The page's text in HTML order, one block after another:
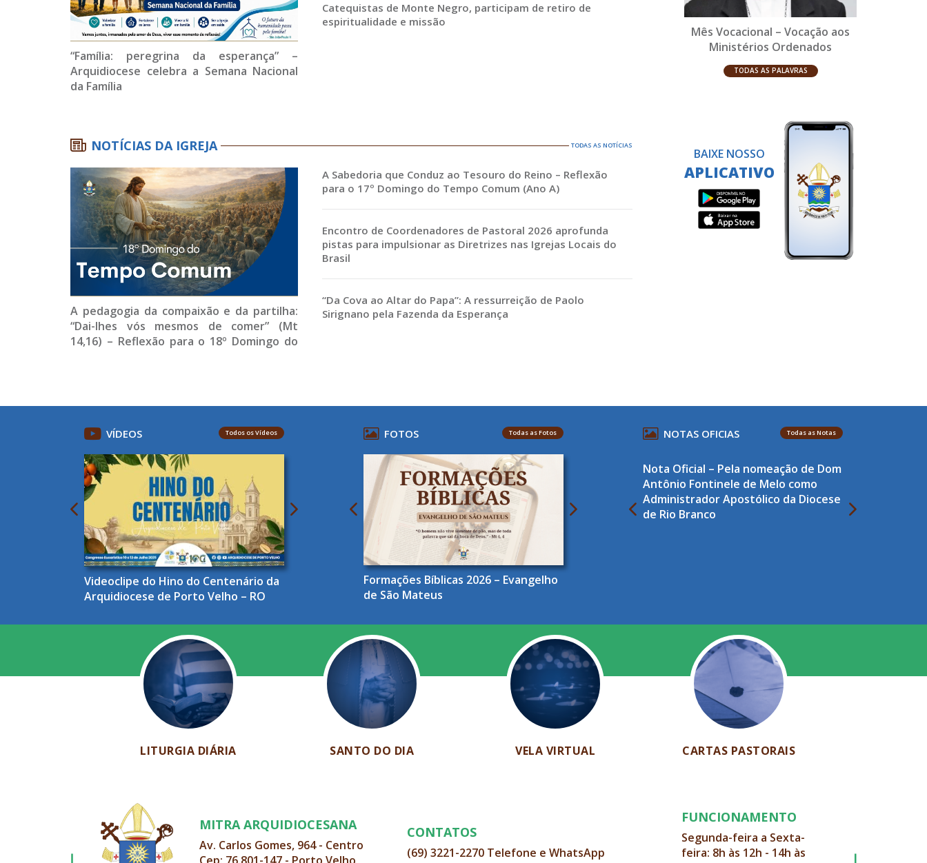
“Família: peregrina da esperança” –
Arquidiocese celebra a Semana Nacional
da Família
Catequistas de Monte Negro, participam de retiro de
espiritualidade e missão
NOTÍCIAS DA IGREJA TODAS AS NOTÍCIAS
A pedagogia da compaixão e da partilha:
“Dai-lhes vós mesmos de comer” (Mt
14,16) – Reflexão para o 18º Domingo do
A Sabedoria que Conduz ao Tesouro do Reino – Reflexão
para o 17º Domingo do Tempo Comum (Ano A)
Encontro de Coordenadores de Pastoral 2026 aprofunda
pistas para impulsionar as Diretrizes nas Igrejas Locais do
Brasil
“Da Cova ao Altar do Papa”: A ressurreição de Paolo
Sirignano pela Fazenda da Esperança
Mês Vocacional – Vocação aos
Ministérios Ordenados
TODAS AS PALAVRAS
BAIXE NOSSO
APLICATIVO
VÍDEOS Todos os Vídeos
Videoclipe do Hino do Centenário da
Arquidiocese de Porto Velho – RO
FOTOS Todas as Fotos
Formações Bíblicas 2026 – Evangelho
de São Mateus
NOTAS OFICIAS Todas as Notas
Nota Oficial – Pela nomeação de Dom
Antônio Fontinele de Melo como
Administrador Apostólico da Diocese
de Rio Branco
LITURGIA DIÁRIA SANTO DO DIA VELA VIRTUAL CARTAS PASTORAIS
MITRA ARQUIDIOCESANA
Av. Carlos Gomes, 964 - Centro
CONTATOS
(69) 3221-2270 Telefone e WhatsApp
FUNCIONAMENTO
Segunda-feira a Sexta-
feira: 8h às 12h - 14h às